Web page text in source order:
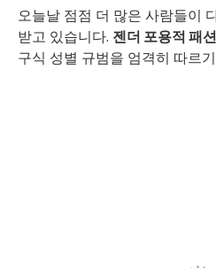
오늘날 점점 더 많은 사람들이
받고 있습니다. 젠더 포용적 패션
구식 성별 규범을 엄격히 따르